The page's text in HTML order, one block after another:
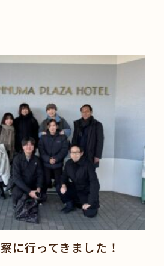
に行ってきました！